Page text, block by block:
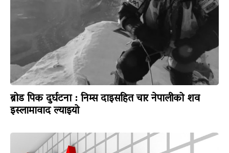
ब्रोड पिक दुर्घटना : निम्स दाइसहित चार नेपालीको शव
इस्लामावाद ल्याइयो